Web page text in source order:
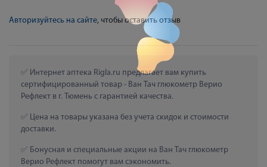
Авторизуйтесь на сайте, чтобы оставить отзыв
Интернет аптека Rigla.ru предлагает вам купить
сертифицированный товар - Ван Тач глюкометр Верио
Рефлект в г. Тюмень с гарантией качества.
Цена на товары указана без учета скидок и стоимости
доставки.
Бонусная и специальные акции на Ван Тач глюкометр
Верио Рефлект помогут вам сэкономить.